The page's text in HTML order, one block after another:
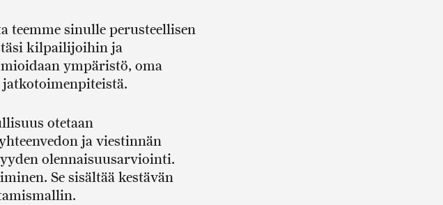
sinulle perusteellisen
kilpailijoihin ja
ympäristö, oma
otetaan
ja viestinnän
olennaisuusarviointi.
Se sisältää kestävän